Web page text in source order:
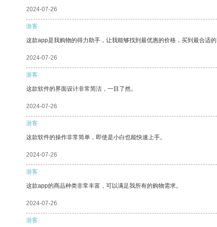
2024-07-26
游客
这款app是我购物的得力助手，让我能够找到最优惠的价格，买到最合适
2024-07-26
游客
这款软件的界面设计非常简洁，一目了然。
2024-07-26
游客
这款软件的操作非常简单，即使是小白也能快速上手。
2024-07-26
游客
这款app的商品种类非常丰富，可以满足我所有的购物需求。
2024-07-26
游客